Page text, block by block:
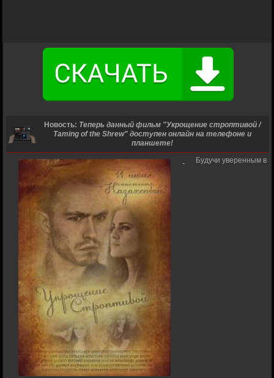
Новость: Теперь данный фильм "Укрощение строптивой /
Taming of the Shrew" доступен онлайн на телефоне и
планшете!
Будучи уверенным в